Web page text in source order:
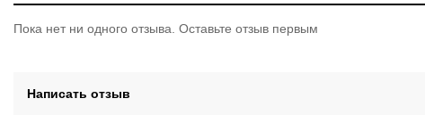
Пока нет ни одного отзыва. Оставьте отзыв первым
Написать отзыв